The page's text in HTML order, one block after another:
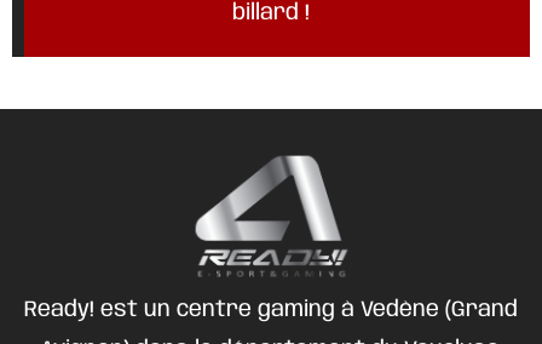
billard !
Ready! est un centre gaming à Vedène (Grand